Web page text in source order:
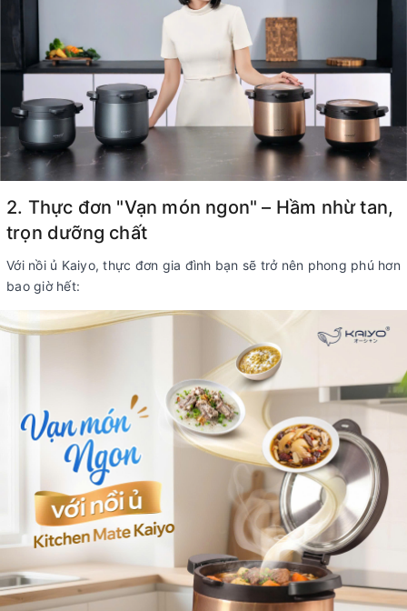
2. Thực đơn "Vạn món ngon" – Hầm nhừ tan,
trọn dưỡng chất
Với nồi ủ Kaiyo, thực đơn gia đình bạn sẽ trở nên phong phú hơn
bao giờ hết: